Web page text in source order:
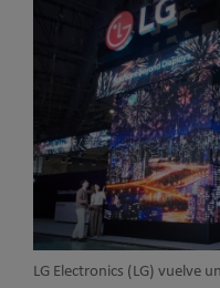
LG Electronics (LG) vuelve